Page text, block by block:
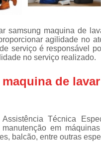
Consertos de
Consertos de
geladeiras
expositoras
fogões
Instalações de
lava e seca
samsung maquina de
agilidade no
serviço é responsável
no serviço realizado.
de
Técnica
em
balcão, entre outras